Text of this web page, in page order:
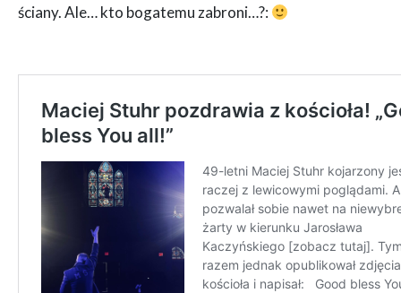
ściany. Ale… kto bogatemu zabroni…?: